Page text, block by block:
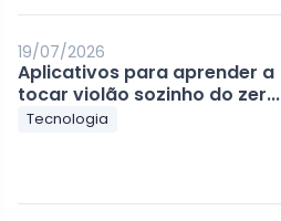
19/07/2026
Aplicativos para aprender a
tocar violão sozinho do zer...
Tecnologia